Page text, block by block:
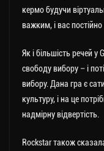
кермо будучи
важким, і вас постійно
Як і більшість речей
свободу вибору – і
вибору. Дана гра є
культуру, і на це
надмірну відвертість.
Rockstar також